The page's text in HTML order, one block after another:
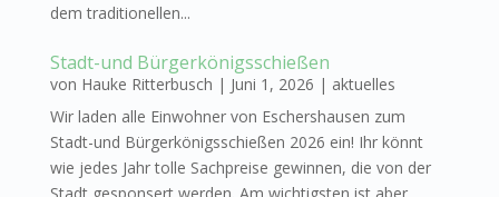
dem traditionellen...
Stadt-und Bürgerkönigsschießen
von Hauke Ritterbusch | Juni 1, 2026 | aktuelles
Wir laden alle Einwohner von Eschershausen zum
Stadt-und Bürgerkönigsschießen 2026 ein! Ihr könnt
wie jedes Jahr tolle Sachpreise gewinnen, die von der
Stadt gesponsert werden. Am wichtigsten ist aber